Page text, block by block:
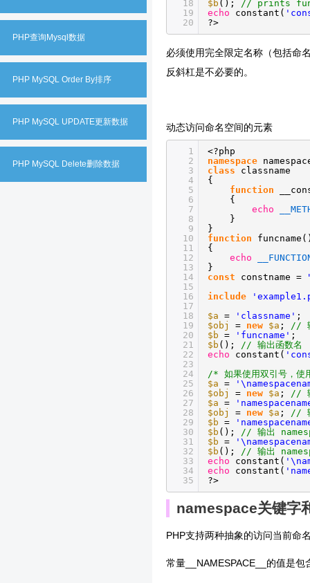
PHP查询Mysql数据
PHP MySQL Order By排序
PHP MySQL UPDATE更新数据
PHP MySQL Delete删除数据
18
19
20
$b (); // prints
echo
constant(
?>
必须使用完全限定名称（包括命
反斜杠是不必要的。
动态访问命名空间的元素
1
2
3
4
5
6
7
8
9
10
11
12
13
14
15
16
17
18
19
20
21
22
23
24
25
26
27
28
29
30
31
32
33
34
35
<?php
namespace
class
classname
{
function
{
echo
}
}
function
{
echo
}
const
constname =
include
$a = 'classname' ;
$obj
= new $a ; //
$b = 'funcname' ;
$b (); // 输出函数名
echo
constant(
/* 如果使用双引号，
$a =
$obj
= new $a ; //
$a =
$obj
= new $a ; //
$b =
$b (); // 输出
$b =
$b (); // 输出
echo
constant(
echo
constant(
?>
namespace关键字
PHP支持两种抽象的访问当前命
常量__NAMESPACE__的值是